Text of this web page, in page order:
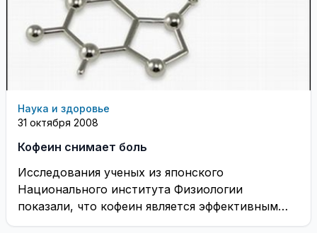
Наука и здоровье
31 октября 2008
Кофеин снимает боль
Исследования ученых из японского
Национального института Физиологии
показали, что кофеин является эффективным
болеутоляющим средством